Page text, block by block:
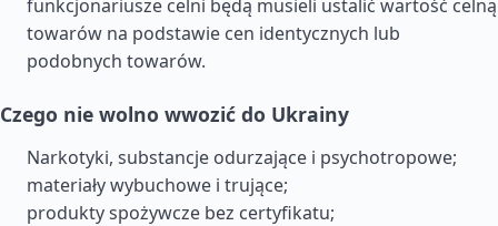
funkcjonariusze celni będą musieli ustalić wartość celną
towarów na podstawie cen identycznych lub
podobnych towarów.
Czego nie wolno wwozić do Ukrainy
Narkotyki, substancje odurzające i psychotropowe;
materiały wybuchowe i trujące;
produkty spożywcze bez certyfikatu;